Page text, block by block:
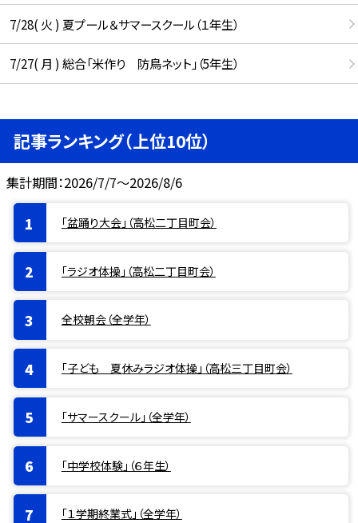
7/28( 火 ) 夏プール＆サマースクール（１年生）
7/27( 月 ) 総合「米作り 防鳥ネット」（5年生）
記事ランキング（上位10位）
集計期間：2026/7/7～2026/8/6
「盆踊り大会」（高松二丁目町会）
「ラジオ体操」（高松二丁目町会）
全校朝会（全学年）
「子ども 夏休みラジオ体操」（高松三丁目町会）
「サマースクール」（全学年）
「中学校体験」（６年生）
「１学期終業式」（全学年）